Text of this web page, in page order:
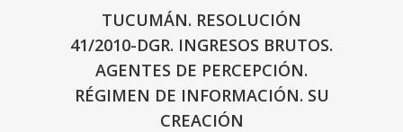
TUCUMÁN. RESOLUCIÓN
41/2010-DGR. INGRESOS BRUTOS.
AGENTES DE PERCEPCIÓN.
RÉGIMEN DE INFORMACIÓN. SU
CREACIÓN